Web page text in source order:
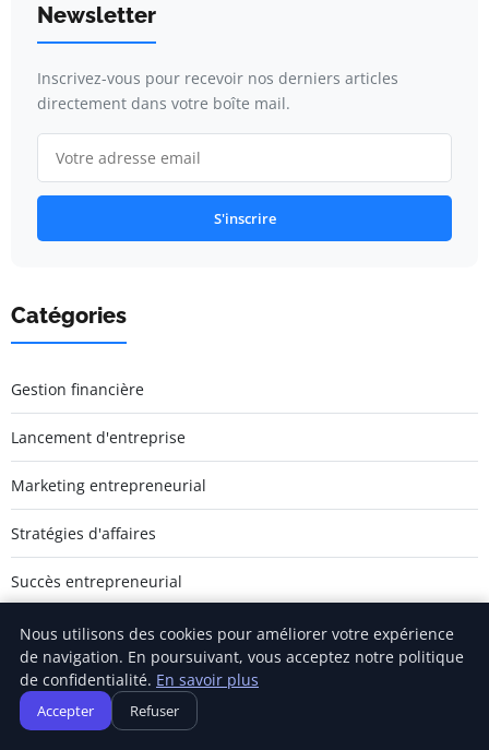
Newsletter
Inscrivez-vous pour recevoir nos derniers articles
directement dans votre boîte mail.
S'inscrire
Catégories
Gestion financière
Lancement d'entreprise
Marketing entrepreneurial
Stratégies d'affaires
Succès entrepreneurial
Vie d'entreprise
Nous utilisons des cookies pour améliorer votre expérience
de navigation. En poursuivant, vous acceptez notre politique
de confidentialité. En savoir plus
Accepter Refuser